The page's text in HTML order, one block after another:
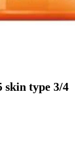
skin type 3/4